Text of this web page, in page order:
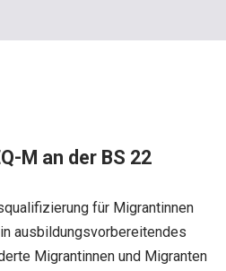
M an der BS 22
für Migrantinnen
ausbildungsvorbereitendes
Migrantinnen und Migranten